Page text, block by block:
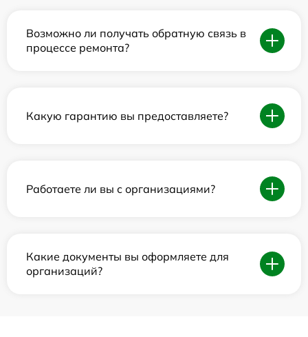
Возможно ли получать обратную связь в
процессе ремонта?
Какую гарантию вы предоставляете?
Работаете ли вы с организациями?
Какие документы вы оформляете для
организаций?